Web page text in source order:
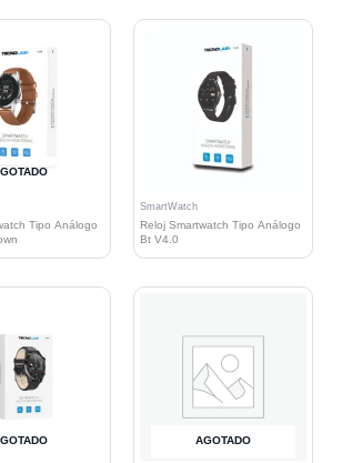
Tipo Análogo
SmartWatch
Reloj Smartwatch Tipo Análogo
Bt V4.0
AGOTADO